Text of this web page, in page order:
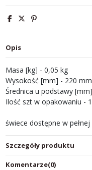
Opis
Masa [kg] - 0,05 kg
Wysokość [mm] - 220 mm
Średnica u podstawy
Ilość szt w opakowaniu -
świece dostępne w
Szczegóły produktu
Komentarze(0)